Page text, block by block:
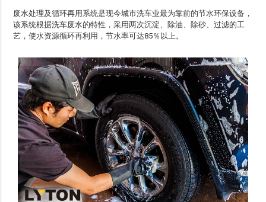
废水处理及循环再用系统是现今城市洗车业最为靠前的节水环保设备，
该系统根据洗车废水的特性，采用两次沉淀、除油、除砂、过滤的工
艺，使水资源循环再利用，节水率可达85％以上。